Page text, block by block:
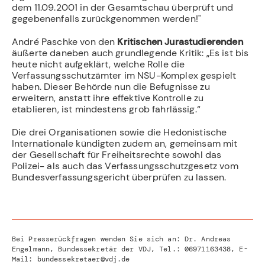
dem 11.09.2001 in der Gesamtschau überprüft und
gegebenenfalls zurückgenommen werden!"
André Paschke von den Kritischen Jurastudierenden
äußerte daneben auch grundlegende Kritik: „Es ist bis
heute nicht aufgeklärt, welche Rolle die
Verfassungsschutzämter im NSU-Komplex gespielt
haben. Dieser Behörde nun die Befugnisse zu
erweitern, anstatt ihre effektive Kontrolle zu
etablieren, ist mindestens grob fahrlässig.“
Die drei Organisationen sowie die Hedonistische
Internationale kündigten zudem an, gemeinsam mit
der Gesellschaft für Freiheitsrechte sowohl das
Polizei- als auch das Verfassungsschutzgesetz vom
Bundesverfassungsgericht überprüfen zu lassen.
Bei Presserückfragen wenden Sie sich an: Dr. Andreas
Engelmann, Bundessekretär der VDJ, Tel.: 06971163438, E-
Mail: bundessekretaer@vdj.de